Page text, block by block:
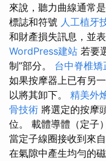
來說，聽力曲線通常
標誌和符號 人工植牙
和財產損失訊息，並
WordPress建站 若要
制”部分。 台中脊椎矯
如果按摩器上已有另
以將其卸下。 精美外
骨技術 將選定的按摩
位。 載體導體（定子
當定子線圈接收到來
在氣隙中產生均勻的